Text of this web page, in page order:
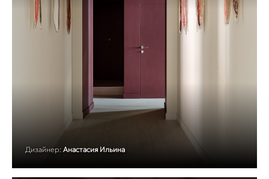
Дизайнер: Анастасия Ильина